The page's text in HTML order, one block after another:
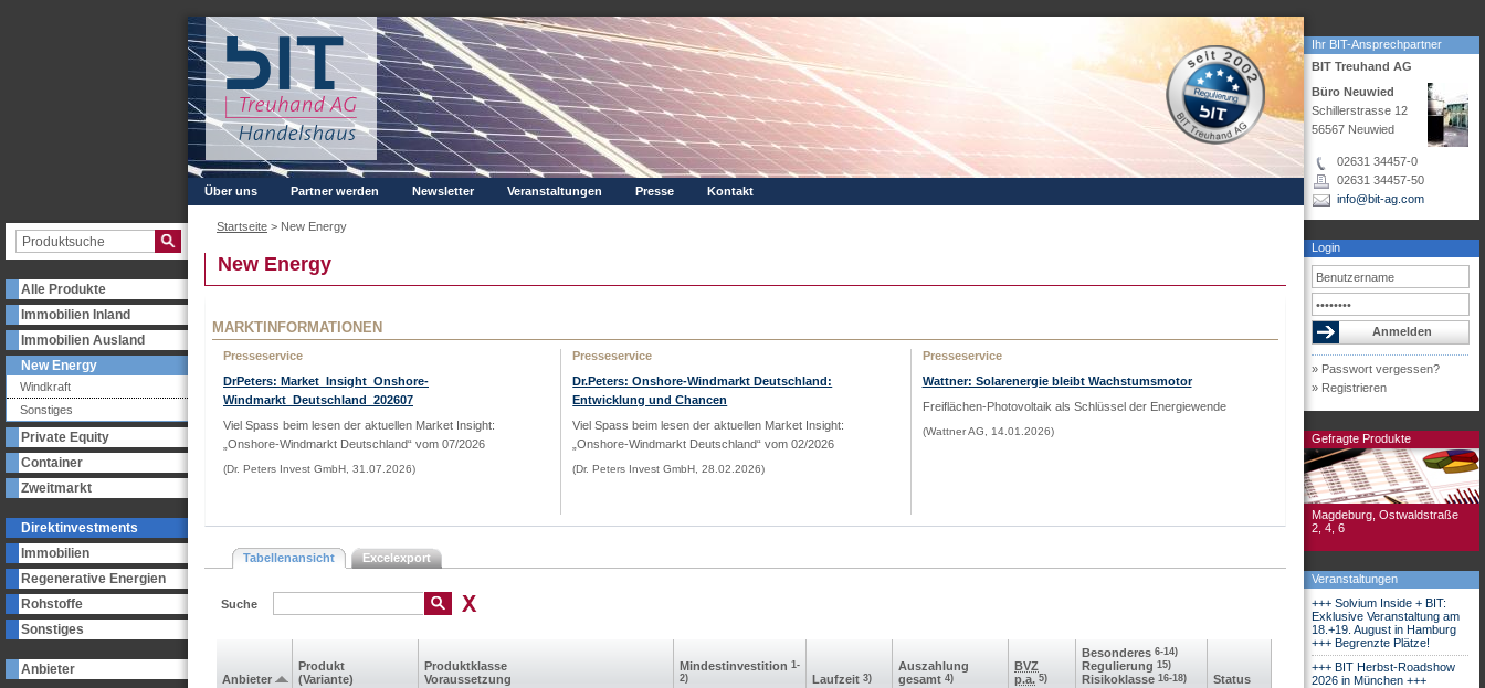
Alle Produkte
Immobilien Inland
Immobilien Ausland
New Energy
Windkraft
Sonstiges
Private Equity
Container
Zweitmarkt
Direktinvestments
Immobilien
Regenerative Energien
Rohstoffe
Sonstiges
Anbieter
Ihr BIT-Ansprechpartner
BIT Treuhand AG
Büro Neuwied
Schillerstrasse 12
56567 Neuwied
02631 34457-0
02631 34457-50
info@bit-ag.com
Login
» Passwort vergessen?
» Registrieren
Gefragte Produkte
Magdeburg, Ostwaldstraße
2, 4, 6
Veranstaltungen
+++ Solvium Inside + BIT:
Exklusive Veranstaltung am
18.+19. August in Hamburg
+++ Begrenzte Plätze!
+++ BIT Herbst-Roadshow
2026 in München +++
Über uns Partner werden Newsletter Veranstaltungen Presse Kontakt
Startseite > New Energy
New Energy
MARKTINFORMATIONEN
Presseservice
DrPeters: Market_Insight_Onshore-
Windmarkt_Deutschland_202607
Viel Spass beim lesen der aktuellen Market Insight:
„Onshore-Windmarkt Deutschland“ vom 07/2026
(Dr. Peters Invest GmbH, 31.07.2026)
Presseservice
Dr.Peters: Onshore-Windmarkt Deutschland:
Entwicklung und Chancen
Viel Spass beim lesen der aktuellen Market Insight:
„Onshore-Windmarkt Deutschland“vom 02/2026
(Dr. Peters Invest GmbH, 28.02.2026)
Presseservice
Wattner: Solarenergie bleibt Wachstumsmotor
Freiflächen-Photovoltaik als Schlüssel der Energiewende
(Wattner AG, 14.01.2026)
Tabellenansicht Excelexport
Suche
Anbieter
Produkt
(Variante)
Produkt­klasse
Voraus­setzung
Mindest­investition 1-
2)
Laufzeit 3)
Aus­zahlung
gesamt 4)
BVZ
p.a. 5)
Besonderes 6-14)
Regulierung 15)
Risikoklasse 16-18)
Status